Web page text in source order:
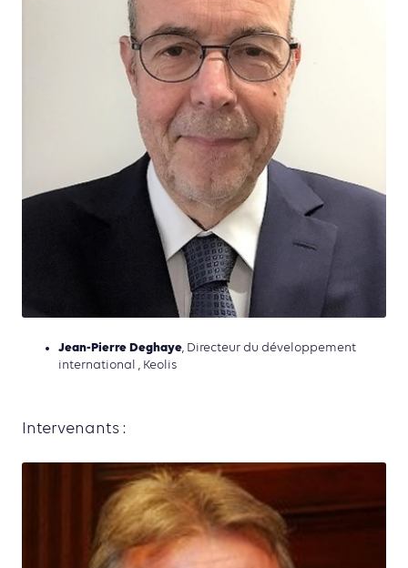
Jean-Pierre Deghaye, Directeur du développement
international , Keolis
Intervenants :